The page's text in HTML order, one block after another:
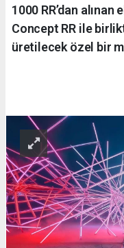
1000 RR’dan
Concept RR ile
üretilecek özel bir